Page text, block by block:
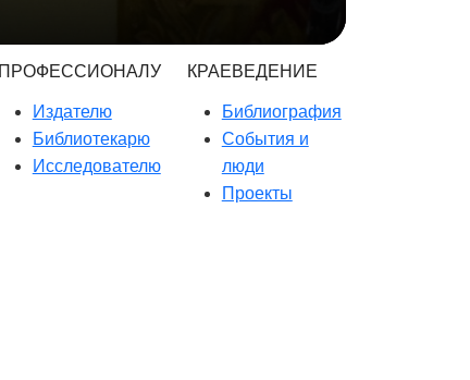
ПРОФЕССИОНАЛУ
Издателю
Библиотекарю
Исследователю
КРАЕВЕДЕНИЕ
Библиография
События и
люди
Проекты